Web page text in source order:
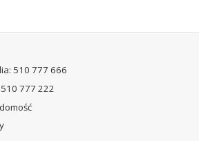
510 777 666
777 222